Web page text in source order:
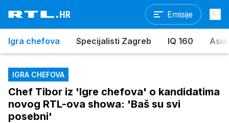
Emisije
Igra chefova Specijalisti Zagreb IQ 160
IGRA CHEFOVA
Chef Tibor iz 'Igre chefova' o kandidatima
novog RTL-ova showa: 'Baš su svi
posebni'